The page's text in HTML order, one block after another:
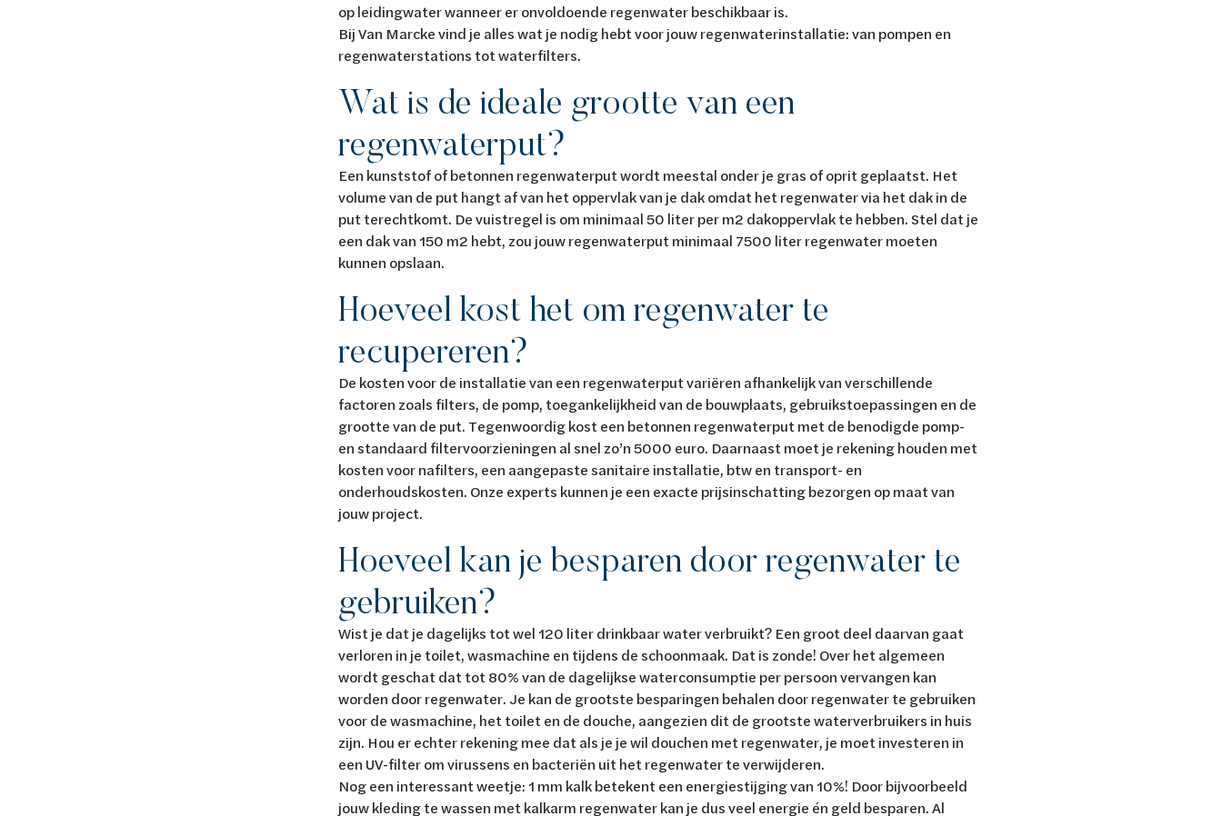
op leidingwater wanneer er onvoldoende regenwater beschikbaar is.
Bij Van Marcke vind je alles wat je nodig hebt voor jouw regenwaterinstallatie: van pompen en
regenwaterstations tot waterfilters.
Wat is de ideale grootte van een
regenwaterput?
Een kunststof of betonnen regenwaterput wordt meestal onder je gras of oprit geplaatst. Het
volume van de put hangt af van het oppervlak van je dak omdat het regenwater via het dak in de
put terechtkomt. De vuistregel is om minimaal 50 liter per m2 dakoppervlak te hebben. Stel dat je
een dak van 150 m2 hebt, zou jouw regenwaterput minimaal 7500 liter regenwater moeten
kunnen opslaan.
Hoeveel kost het om regenwater te
recupereren?
De kosten voor de installatie van een regenwaterput variëren afhankelijk van verschillende
factoren zoals filters, de pomp, toegankelijkheid van de bouwplaats, gebruikstoepassingen en de
grootte van de put. Tegenwoordig kost een betonnen regenwaterput met de benodigde pomp-
en standaard filtervoorzieningen al snel zo’n 5000 euro. Daarnaast moet je rekening houden met
kosten voor nafilters, een aangepaste sanitaire installatie, btw en transport- en
onderhoudskosten. Onze experts kunnen je een exacte prijsinschatting bezorgen op maat van
jouw project.
Hoeveel kan je besparen door regenwater te
gebruiken?
Wist je dat je dagelijks tot wel 120 liter drinkbaar water verbruikt? Een groot deel daarvan gaat
verloren in je toilet, wasmachine en tijdens de schoonmaak. Dat is zonde! Over het algemeen
wordt geschat dat tot 80% van de dagelijkse waterconsumptie per persoon vervangen kan
worden door regenwater. Je kan de grootste besparingen behalen door regenwater te gebruiken
voor de wasmachine, het toilet en de douche, aangezien dit de grootste waterverbruikers in huis
zijn. Hou er echter rekening mee dat als je je wil douchen met regenwater, je moet investeren in
een UV-filter om virussens en bacteriën uit het regenwater te verwijderen.
Nog een interessant weetje: 1 mm kalk betekent een energiestijging van 10%! Door bijvoorbeeld
jouw kleding te wassen met kalkarm regenwater kan je dus veel energie én geld besparen. Al